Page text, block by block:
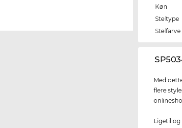
Køn
Steltype
Stelfarve
Med
flere
Ligetil